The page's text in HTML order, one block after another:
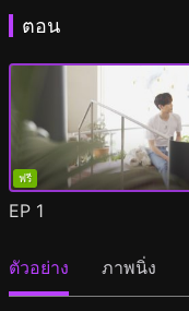
ตอน
ฟรี
EP 1
ตัวอย่าง ภาพนิ่ง